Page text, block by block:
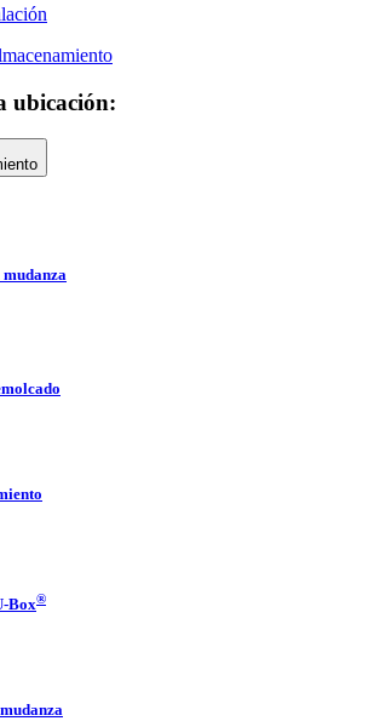
ubicación:
Box®